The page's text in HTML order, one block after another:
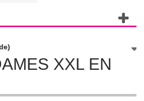
XXL EN